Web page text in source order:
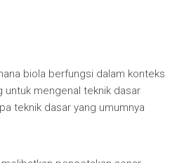
biola berfungsi dalam konteks
untuk mengenal teknik dasar
teknik dasar yang umumnya